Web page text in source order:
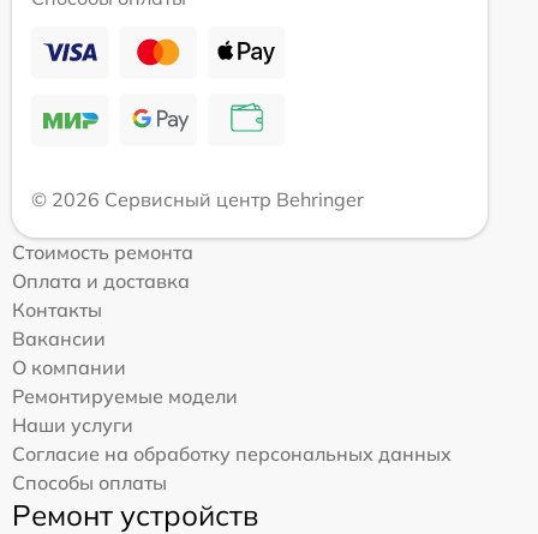
© 2026 Сервисный центр Behringer
Стоимость ремонта
Оплата и доставка
Контакты
Вакансии
О компании
Ремонтируемые модели
Наши услуги
Согласие на обработку персональных данных
Способы оплаты
Ремонт устройств